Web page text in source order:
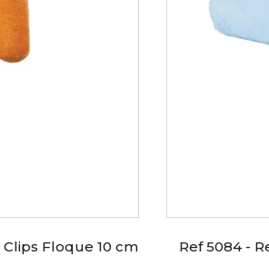
Ref 5084 -
Floque 10 cm